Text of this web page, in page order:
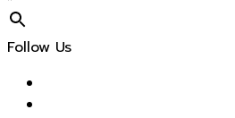
Follow Us